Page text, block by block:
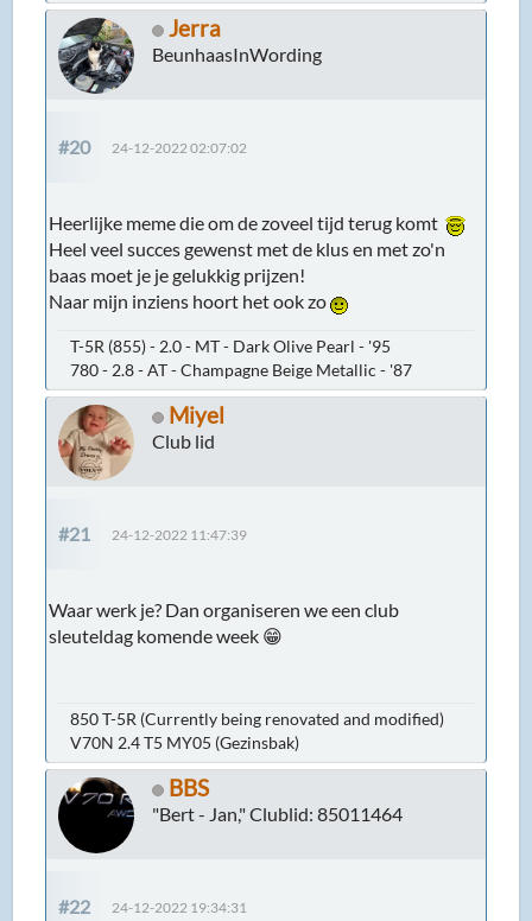
Jerra
BeunhaasInWording
#20 24-12-2022 02:07:02
Heerlijke meme die om de zoveel tijd terug komt
Heel veel succes gewenst met de klus en met zo'n
baas moet je je gelukkig prijzen!
Naar mijn inziens hoort het ook zo
T-5R (855) - 2.0 - MT - Dark Olive Pearl - '95
780 - 2.8 - AT - Champagne Beige Metallic - '87
Miyel
Club lid
#21 24-12-2022 11:47:39
Waar werk je? Dan organiseren we een club
sleuteldag komende week 😁
850 T-5R (Currently being renovated and modified)
V70N 2.4 T5 MY05 (Gezinsbak)
BBS
"Bert - Jan," Clublid: 85011464
#22 24-12-2022 19:34:31